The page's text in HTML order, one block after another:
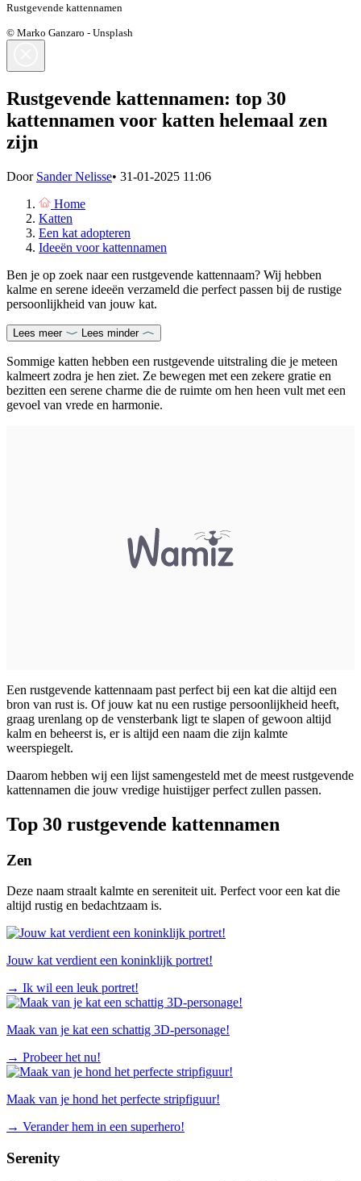
Rustgevende kattennamen
© Marko Ganzaro - Unsplash
Rustgevende kattennamen: top 30
kattennamen voor katten helemaal zen
zijn
Door Sander Nelisse• 31-01-2025 11:06
Home
Katten
Een kat adopteren
Ideeën voor kattennamen
Ben je op zoek naar een rustgevende kattennaam? Wij hebben
kalme en serene ideeën verzameld die perfect passen bij de rustige
persoonlijkheid van jouw kat.
Lees meer Lees minder
Sommige katten hebben een rustgevende uitstraling die je meteen
kalmeert zodra je hen ziet. Ze bewegen met een zekere gratie en
bezitten een serene charme die de ruimte om hen heen vult met een
gevoel van vrede en harmonie.
Een rustgevende kattennaam past perfect bij een kat die altijd een
bron van rust is. Of jouw kat nu een rustige persoonlijkheid heeft,
graag urenlang op de vensterbank ligt te slapen of gewoon altijd
kalm en beheerst is, er is altijd een naam die zijn kalmte
weerspiegelt.
Daarom hebben wij een lijst samengesteld met de meest rustgevende
kattennamen die jouw vredige huistijger perfect zullen passen.
Top 30 rustgevende kattennamen
Zen
Deze naam straalt kalmte en sereniteit uit. Perfect voor een kat die
altijd rustig en bedachtzaam is.
Jouw kat verdient een koninklijk portret!
→ Ik wil een leuk portret!
Maak van je kat een schattig 3D-personage!
→ Probeer het nu!
Maak van je hond het perfecte stripfiguur!
→ Verander hem in een superhero!
Serenity